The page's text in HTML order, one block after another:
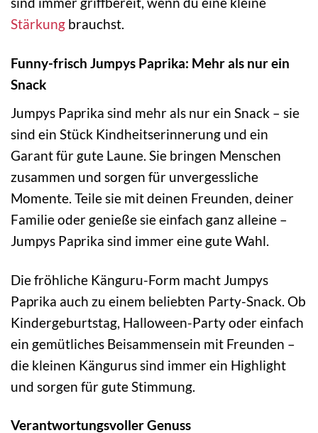
Stärkung brauchst.
Funny-frisch Jumpys Paprika: Mehr als nur ein
Snack
Jumpys Paprika sind mehr als nur ein Snack – sie
sind ein Stück Kindheitserinnerung und ein
Garant für gute Laune. Sie bringen Menschen
zusammen und sorgen für unvergessliche
Momente. Teile sie mit deinen Freunden, deiner
Familie oder genieße sie einfach ganz alleine –
Jumpys Paprika sind immer eine gute Wahl.
Die fröhliche Känguru-Form macht Jumpys
Paprika auch zu einem beliebten Party-Snack. Ob
Kindergeburtstag, Halloween-Party oder einfach
ein gemütliches Beisammensein mit Freunden –
die kleinen Kängurus sind immer ein Highlight
und sorgen für gute Stimmung.
Verantwortungsvoller Genuss